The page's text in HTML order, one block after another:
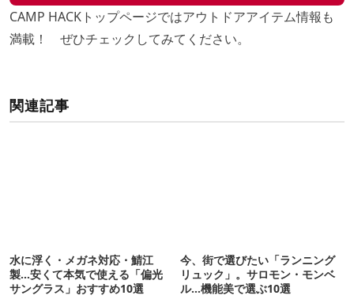
CAMP HACKトップページではアウトドアアイテム情報も
満載！ ぜひチェックしてみてください。
関連記事
水に浮く・メガネ対応・鯖江
製…安くて本気で使える「偏光
サングラス」おすすめ10選
今、街で選びたい「ランニング
リュック」。サロモン・モンベ
ル…機能美で選ぶ10選